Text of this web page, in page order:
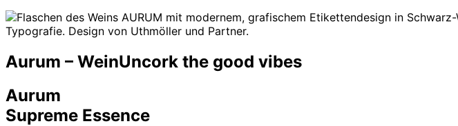
Aurum – WeinUncork the good vibes
Aurum
Supreme Essence